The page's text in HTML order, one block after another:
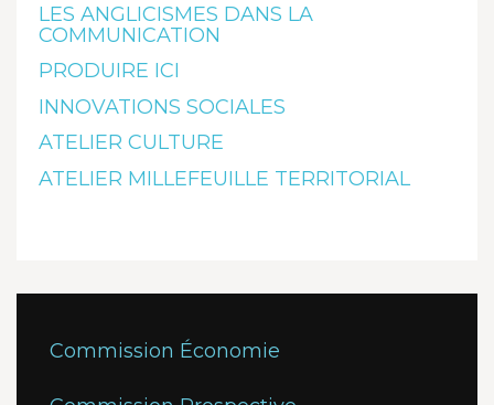
LES ANGLICISMES DANS LA
COMMUNICATION
PRODUIRE ICI
INNOVATIONS SOCIALES
ATELIER CULTURE
ATELIER MILLEFEUILLE TERRITORIAL
Commission Économie